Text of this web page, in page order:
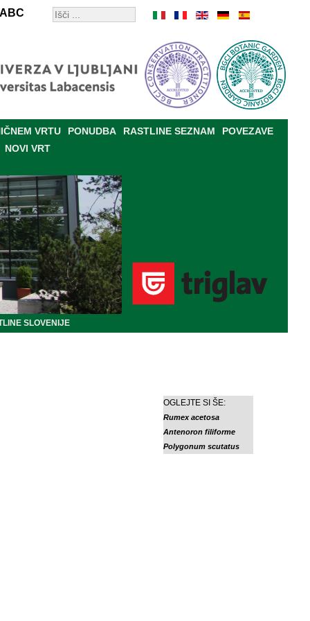
ABC
VRTU PONUDBA RASTLINE SEZNAM
POVEZAVE
NOVI VRT
SLOVENIJE
OGLEJTE SI ŠE:
Rumex acetosa
Antenoron filiforme
Polygonum scutatus